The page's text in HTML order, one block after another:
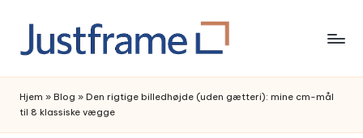
content
Hjem » Blog » Den rigtige billedhøjde (uden gætteri): mine cm-mål
til 8 klassiske vægge